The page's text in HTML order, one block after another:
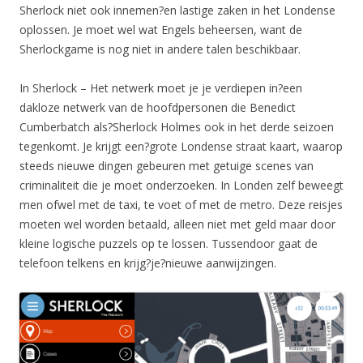
Sherlock niet ook innemen?en lastige zaken in het Londense
oplossen. Je moet wel wat Engels beheersen, want de
Sherlockgame is nog niet in andere talen beschikbaar.
In Sherlock – Het netwerk moet je je verdiepen in?een
dakloze netwerk van de hoofdpersonen die Benedict
Cumberbatch als?Sherlock Holmes ook in het derde seizoen
tegenkomt. Je krijgt een?grote Londense straat kaart, waarop
steeds nieuwe dingen gebeuren met getuige scenes van
criminaliteit die je moet onderzoeken. In Londen zelf beweegt
men ofwel met de taxi, te voet of met de metro. Deze reisjes
moeten wel worden betaald, alleen niet met geld maar door
kleine logische puzzels op te lossen. Tussendoor gaat de
telefoon telkens en krijg?je?nieuwe aanwijzingen.